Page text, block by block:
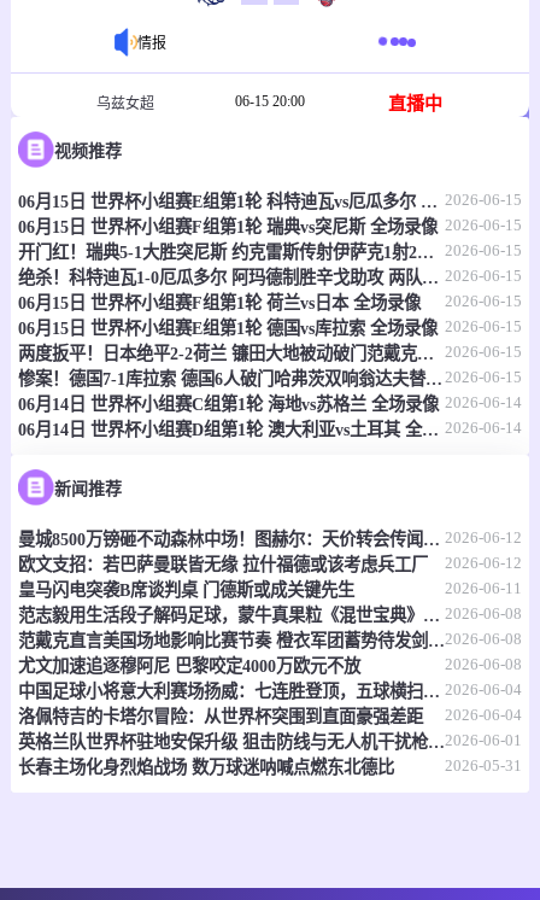
情报
乌兹女超 06-15 20:00 直播中
塔什干火车头女足
情报
乌兹职联 06-15 20:30 直播中
费尔干纳FA 0 - 0 哈沃尔罕
情报
坦桑超 06-15 21:00 即将开始
福斯特FC
情报
坦桑超 06-15 21:00 即将开始
福斯特FC 0 - 0 科斯塔尔
情报
坦桑超 06-15 21:00 即将开始
视频推荐
06月15日 世界杯小组赛E组第1轮 科特迪瓦vs厄瓜多尔 全场录像 2026-06-15
06月15日 世界杯小组赛F组第1轮 瑞典vs突尼斯 全场录像 2026-06-15
开门红！瑞典5-1大胜突尼斯 约克雷斯传射伊萨克1射2传阿亚里双响 2026-06-15
绝杀！科特迪瓦1-0厄瓜多尔 阿玛德制胜辛戈助攻 两队4中门框 2026-06-15
06月15日 世界杯小组赛F组第1轮 荷兰vs日本 全场录像 2026-06-15
06月15日 世界杯小组赛E组第1轮 德国vs库拉索 全场录像 2026-06-15
两度扳平！日本绝平2-2荷兰 镰田大地被动破门范戴克世界杯首球 2026-06-15
惨案！德国7-1库拉索 德国6人破门哈弗茨双响翁达夫替补1射2传 2026-06-15
06月14日 世界杯小组赛C组第1轮 海地vs苏格兰 全场录像 2026-06-14
06月14日 世界杯小组赛D组第1轮 澳大利亚vs土耳其 全场录像 2026-06-14
新闻推荐
曼城8500万镑砸不动森林中场！图赫尔：天价转会传闻反倒成了安德森的兴奋剂 2026-06-12
欧文支招：若巴萨曼联皆无缘 拉什福德或该考虑兵工厂 2026-06-12
皇马闪电突袭B席谈判桌 门德斯或成关键先生 2026-06-11
范志毅用生活段子解码足球，蒙牛真果粒《混世宝典》玩出新花样 2026-06-08
范戴克直言美国场地影响比赛节奏 橙衣军团蓄势待发剑指世界杯2026-06-08
尤文加速追逐穆阿尼 巴黎咬定4000万欧元不放 2026-06-08
中国足球小将意大利赛场扬威：七连胜登顶，五球横扫北欧豪门！ 2026-06-04
洛佩特吉的卡塔尔冒险：从世界杯突围到直面豪强差距 2026-06-04
英格兰队世界杯驻地安保升级 狙击防线与无人机干扰枪严阵以待2026-06-01
长春主场化身烈焰战场 数万球迷呐喊点燃东北德比 2026-05-31